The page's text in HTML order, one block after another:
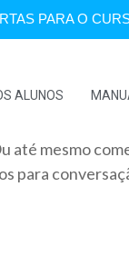
PARA O
ALUNOS
até mesmo
para